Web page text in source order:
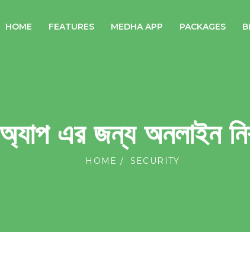
HOME FEATURES MEDHA APP PACKAGES
এর জন্য অনলাইন
HOME SECURITY